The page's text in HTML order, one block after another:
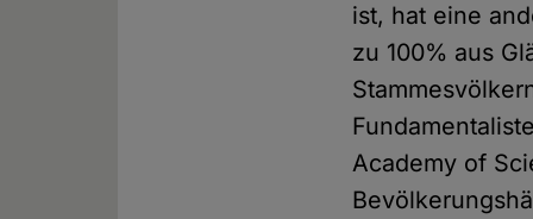
ist, hat eine
zu 100% aus
Academy of